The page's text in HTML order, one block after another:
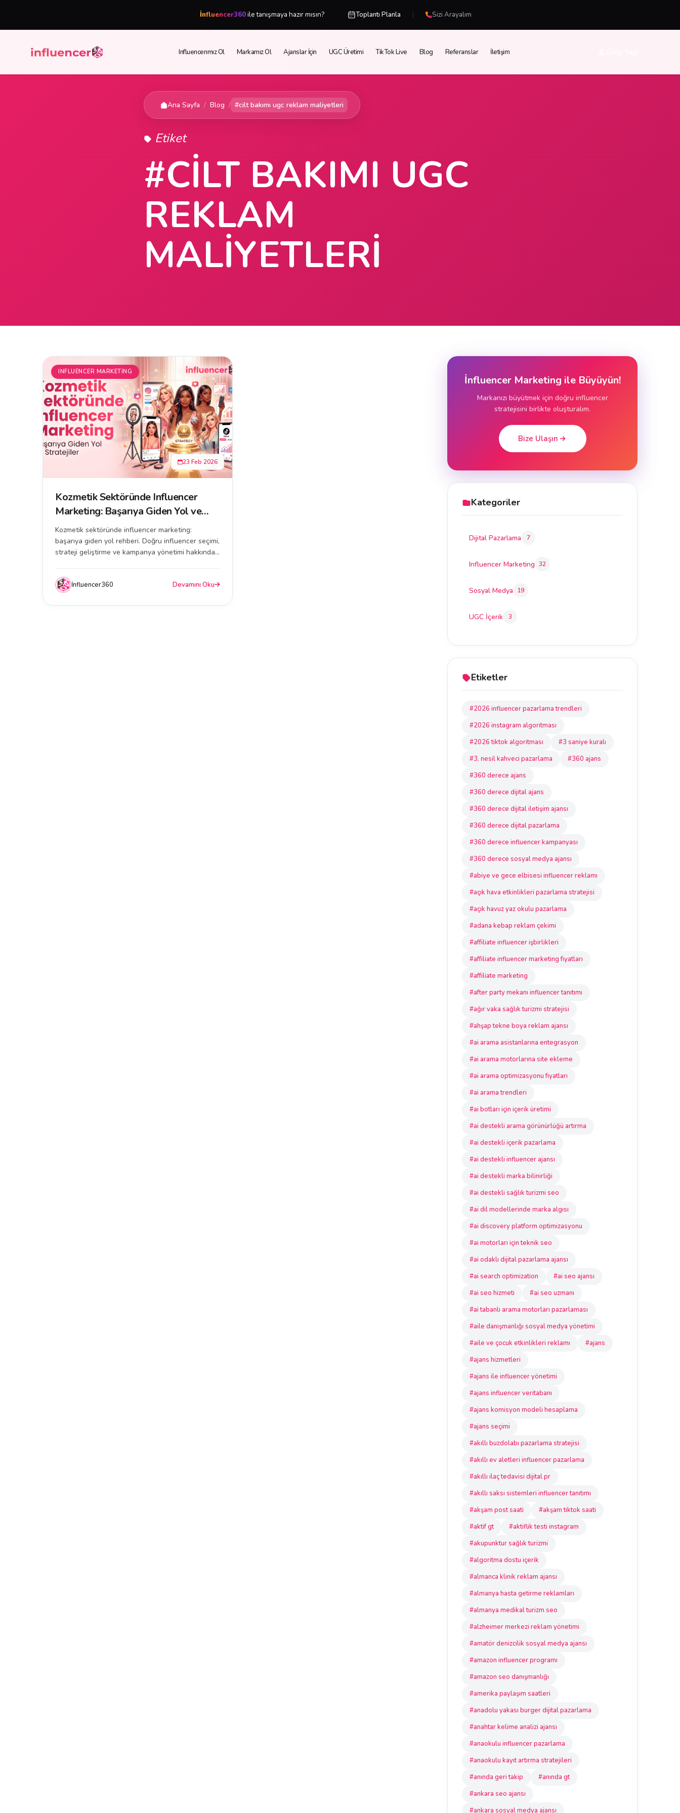
İnfluencer360ile tanışmaya hazır mısın? Toplantı Planla | Sizi Arayalım
Influencerımız Ol Markamız Ol Ajanslar İçin UGC Üretimi TikTok Live Blog Referanslar İletişim
Ana Sayfa / Blog / #cilt bakımı ugc reklam maliyetleri
Etiket
#CILT BAKIMI UGC
REKLAM
MALIYETLERI
INFLUENCER MARKETING
23 Feb 2026
Kozmetik Sektöründe Influencer
Marketing: Başarıya Giden Yol ve
Stratejiler
Kozmetik sektöründe influencer marketing:
başarıya giden yol rehberi. Doğru influencer seçimi,
strateji geliştirme ve kampanya yönetimi hakkında
İnfluencer360 Devamını Oku
İnfluencer Marketing ile Büyüyün!
Markanızı büyütmek için doğru influencer
stratejisini birlikte oluşturalım.
Bize Ulaşın
Kategoriler
Dijital Pazarlama 7
Influencer Marketing 32
Sosyal Medya 19
UGC İçerik 3
Etiketler
#2026 influencer pazarlama trendleri
#2026 instagram algoritması
#2026 tiktok algoritması
#3 saniye kuralı
#3. nesil kahveci pazarlama
#360 ajans
#360 derece ajans
#360 derece dijital ajans
#360 derece dijital iletişim ajansı
#360 derece dijital pazarlama
#360 derece influencer kampanyası
#360 derece sosyal medya ajansı
#abiye ve gece elbisesi influencer reklamı
#açık hava etkinlikleri pazarlama stratejisi
#açık havuz yaz okulu pazarlama
#adana kebap reklam çekimi
#affiliate influencer işbirlikleri
#affiliate influencer marketing fiyatları
#affiliate marketing
#after party mekanı influencer tanıtımı
#ağır vaka sağlık turizmi stratejisi
#ahşap tekne boya reklam ajansı
#ai arama asistanlarına entegrasyon
#ai arama motorlarına site ekleme
#ai arama optimizasyonu fiyatları
#ai arama trendleri
#ai botları için içerik üretimi
#ai destekli arama görünürlüğü artırma
#ai destekli içerik pazarlama
#ai destekli influencer ajansı
#ai destekli marka bilinirliği
#ai destekli sağlık turizmi seo
#ai dil modellerinde marka algısı
#ai discovery platform optimizasyonu
#ai motorları için teknik seo
#ai odaklı dijital pazarlama ajansı
#ai search optimization
#ai seo ajansı
#ai seo hizmeti
#ai seo uzmanı
#ai tabanlı arama motorları pazarlaması
#aile danışmanlığı sosyal medya yönetimi
#aile ve çocuk etkinlikleri reklamı
#ajans
#ajans hizmetleri
#ajans ile influencer yönetimi
#ajans influencer veritabanı
#ajans komisyon modeli hesaplama
#ajans seçimi
#akıllı buzdolabı pazarlama stratejisi
#akıllı ev aletleri influencer pazarlama
#akıllı ilaç tedavisi dijital pr
#akıllı saksı sistemleri influencer tanıtımı
#akşam post saati
#akşam tiktok saati
#aktif gt
#aktiflik testi instagram
#akupunktur sağlık turizmi
#algoritma dostu içerik
#almanca klinik reklam ajansı
#almanya hasta getirme reklamları
#almanya medikal turizm seo
#alzheimer merkezi reklam yönetimi
#amatör denizcilik sosyal medya ajansı
#amazon influencer programı
#amazon seo danışmanlığı
#amerika paylaşım saatleri
#anadolu yakası burger dijital pazarlama
#anahtar kelime analizi ajansı
#anaokulu influencer pazarlama
#anaokulu kayıt artırma stratejileri
#anında geri takip
#anında gt
#ankara seo ajansı
#ankara sosyal medya ajansı